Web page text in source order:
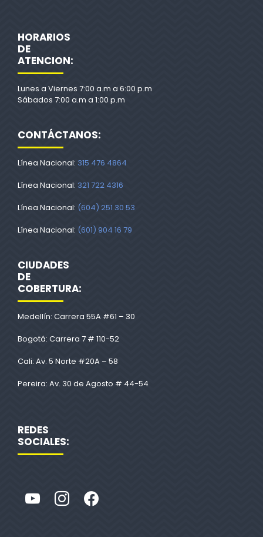
HORARIOS
DE
ATENCION:
Lunes a Viernes 7:00 a.m a 6:00 p.m
Sábados 7:00 a.m a 1:00 p.m
CONTÁCTANOS:
Línea Nacional: 315 476 4864
Línea Nacional: 321 722 4316
Línea Nacional: (604) 251 30 53
Línea Nacional: (601) 904 16 79
CIUDADES
DE
COBERTURA:
Medellín: Carrera 55A #61 – 30
Bogotá: Carrera 7 # 110-52
Cali: Av. 5 Norte #20A – 58
Pereira: Av. 30 de Agosto # 44-54
REDES
SOCIALES: